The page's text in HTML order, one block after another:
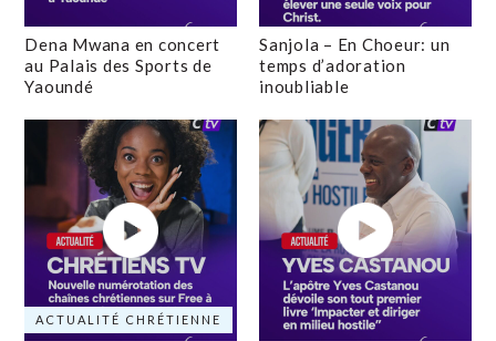
Dena Mwana en concert
au Palais des Sports de
Yaoundé
Sanjola – En Choeur: un
temps d’adoration
inoubliable
ACTUALITÉ CHRÉTIENNE